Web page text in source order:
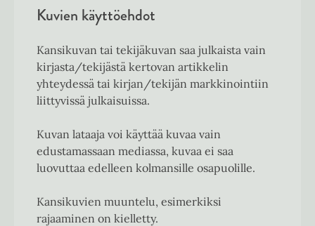
Kuvien käyttöehdot
Kansikuvan tai tekijäkuvan saa julkaista vain
kirjasta/tekijästä kertovan artikkelin
yhteydessä tai kirjan/tekijän markkinointiin
liittyvissä julkaisuissa.
Kuvan lataaja voi käyttää kuvaa vain
edustamassaan mediassa, kuvaa ei saa
luovuttaa edelleen kolmansille osapuolille.
Kansikuvien muuntelu, esimerkiksi
rajaaminen on kielletty.